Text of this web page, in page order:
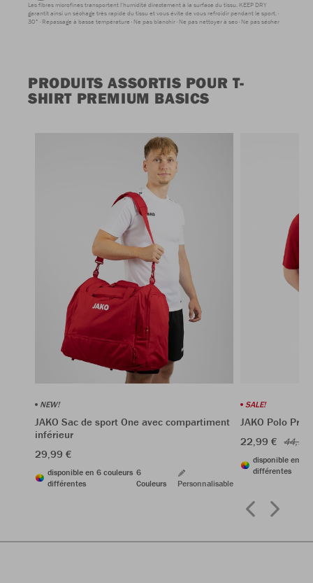
Les fibres microfines transportent l'humidité directement à la surface du tissu. KEEP DRY
garantit ainsi un séchage très rapide du tissu et vous évite de vous refroidir pendant le sport.
30° Repassage à basse température Ne pas blanchir Ne pas nettoyer à sec Ne pas sécher
PRODUITS ASSORTIS POUR T-
SHIRT PREMIUM BASICS
NEW!
JAKO Sac de sport One avec compartiment
inférieur
29,99 €
disponible en 6 couleurs
différentes
6
Couleurs
Personnalisable
SALE!
JAKO Polo
22,99 € 44,99
disponible en 6
différentes